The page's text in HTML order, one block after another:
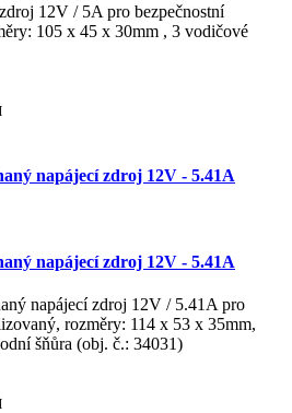
12V / 5A pro bezpečnostní
105 x 45 x 30mm , 3 vodičové
napájecí zdroj 12V - 5.41A
napájecí zdroj 12V - 5.41A
napájecí zdroj 12V / 5.41A pro
rozměry: 114 x 53 x 35mm,
šňůra (obj. č.: 34031)